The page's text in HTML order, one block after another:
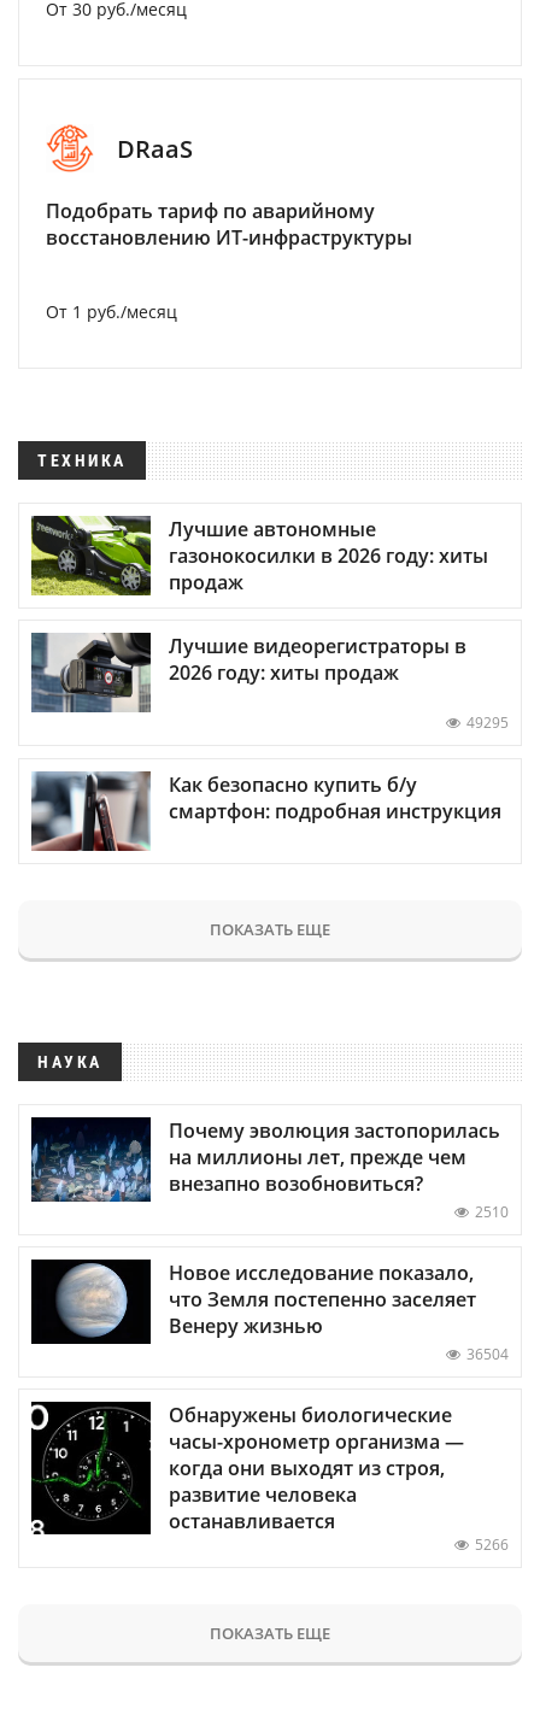
От 30 руб./месяц
DRaaS
Подобрать тариф по аварийному
восстановлению ИТ-инфраструктуры
От 1 руб./месяц
ТЕХНИКА
Лучшие автономные
газонокосилки в 2026 году: хиты
продаж
Лучшие видеорегистраторы в
2026 году: хиты продаж
49295
Как безопасно купить б/у
смартфон: подробная инструкция
ПОКАЗАТЬ ЕЩЕ
НАУКА
Почему эволюция застопорилась
на миллионы лет, прежде чем
внезапно возобновиться?
2510
Новое исследование показало,
что Земля постепенно заселяет
Венеру жизнью
36504
Обнаружены биологические
часы-хронометр организма —
когда они выходят из строя,
развитие человека
останавливается
5266
ПОКАЗАТЬ ЕЩЕ